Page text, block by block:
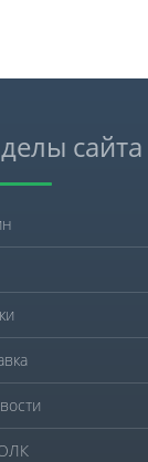
сайта